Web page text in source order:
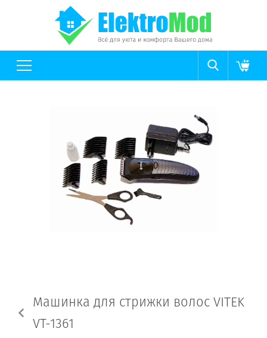
Машинка для стрижки волос VITEK
VT-1361